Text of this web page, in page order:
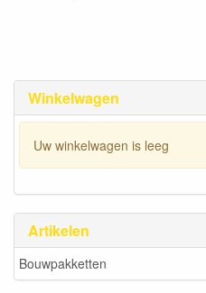
Winkelwagen
Uw winkelwagen is leeg
Artikelen
Bouwpakketten